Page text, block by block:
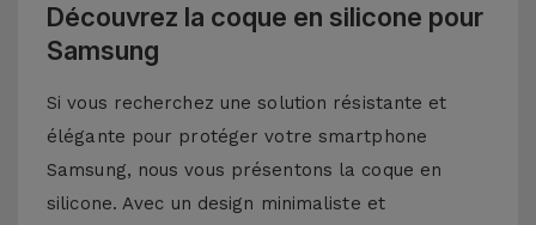
Découvrez la coque en silicone pour
Samsung
Si vous recherchez une solution résistante et
élégante pour protéger votre smartphone
Samsung, nous vous présentons la coque en
silicone. Avec un design minimaliste et